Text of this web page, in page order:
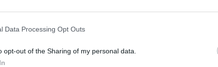
Data Processing Opt Outs
opt-out of the Sharing of my personal data.
per «lui» e per «lei», tutti e due come
in abiti da nozze, ma riversi a terra,
La lista divorzio Fnac è un ottimo modo
Come a dire, inutile incattivirsi e
americana